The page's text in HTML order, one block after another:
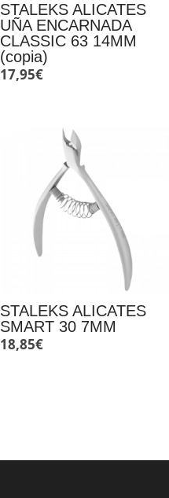
STALEKS ALICATES
UÑA ENCARNADA
CLASSIC 63 14MM
(copia)
17,95€
STALEKS ALICATES
SMART 30 7MM
18,85€